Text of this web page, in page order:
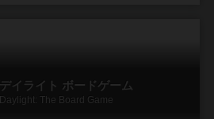
イライト ボードゲーム
The Board Game